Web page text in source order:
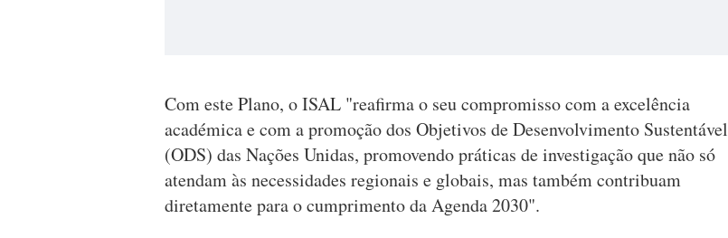
Com este Plano, o ISAL "reafirma o seu compromisso com a excelência
académica e com a promoção dos Objetivos de Desenvolvimento Sustentável
(ODS) das Nações Unidas, promovendo práticas de investigação que não só
atendam às necessidades regionais e globais, mas também contribuam
diretamente para o cumprimento da Agenda 2030".